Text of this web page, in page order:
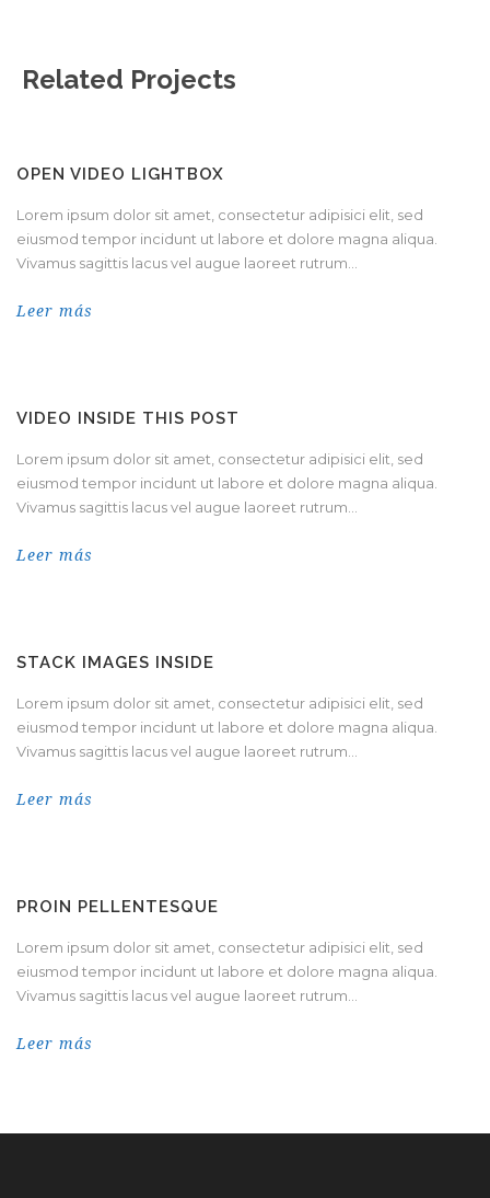
Related Projects
OPEN VIDEO LIGHTBOX
Lorem ipsum dolor sit amet, consectetur adipisici elit, sed
eiusmod tempor incidunt ut labore et dolore magna aliqua.
Vivamus sagittis lacus vel augue laoreet rutrum...
Leer más
VIDEO INSIDE THIS POST
Lorem ipsum dolor sit amet, consectetur adipisici elit, sed
eiusmod tempor incidunt ut labore et dolore magna aliqua.
Vivamus sagittis lacus vel augue laoreet rutrum...
Leer más
STACK IMAGES INSIDE
Lorem ipsum dolor sit amet, consectetur adipisici elit, sed
eiusmod tempor incidunt ut labore et dolore magna aliqua.
Vivamus sagittis lacus vel augue laoreet rutrum...
Leer más
PROIN PELLENTESQUE
Lorem ipsum dolor sit amet, consectetur adipisici elit, sed
eiusmod tempor incidunt ut labore et dolore magna aliqua.
Vivamus sagittis lacus vel augue laoreet rutrum...
Leer más